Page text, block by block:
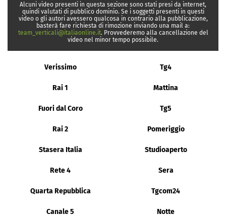
Alcuni video presenti in questa sezione sono stati presi da internet,
quindi valutati di pubblico dominio. Se i soggetti presenti in questi
video o gli autori avessero qualcosa in contrario alla pubblicazione,
basterà fare richiesta di rimozione inviando una mail a:
team_verticali@italiaonline.it. Provvederemo alla cancellazione del
video nel minor tempo possibile.
Verissimo Tg4
Rai 1 Mattina
Fuori dal Coro Tg5
Rai 2 Pomeriggio
Stasera Italia Studioaperto
Rete 4 Sera
Quarta Repubblica Tgcom24
Canale 5 Notte